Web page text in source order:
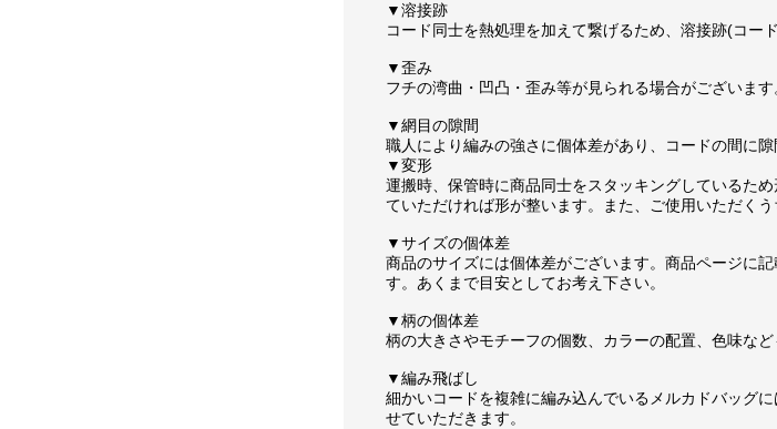
▼溶接跡
コード同士を熱処理を加えて繋げるため、溶接跡(コー
▼歪み
フチの湾曲・凹凸・歪み等が見られる場合がございます
▼網目の隙間
職人により編みの強さに個体差があり、コードの間に隙
▼変形
運搬時、保管時に商品同士をスタッキングしているた
ていただければ形が整います。また、ご使用いただく
▼サイズの個体差
商品のサイズには個体差がございます。商品ページに
す。あくまで目安としてお考え下さい。
▼柄の個体差
柄の大きさやモチーフの個数、カラーの配置、色味など
▼編み飛ばし
細かいコードを複雑に編み込んでいるメルカドバッグ
せていただきます。